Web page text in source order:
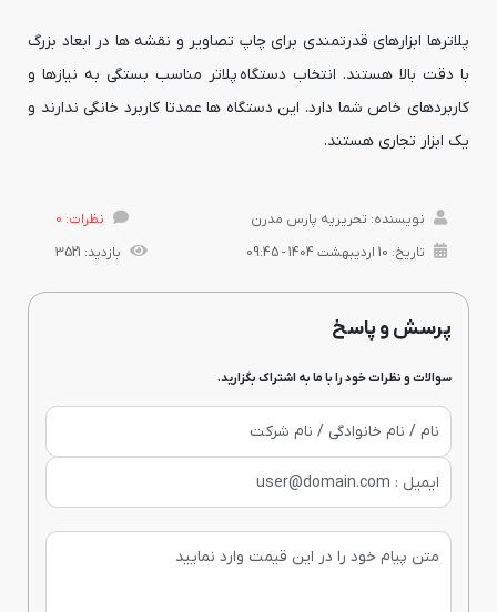
پلاترها ابزارهای قدرتمندی برای چاپ تصاویر و نقشه ها در ابعاد بزرگ
با دقت بالا هستند. انتخاب دستگاه پلاتر مناسب بستگی به نیازها و
کاربردهای خاص شما دارد. این دستگاه ها عمدتا کاربرد خانگی ندارند و
یک ابزار تجاری هستند.
نویسنده: تحریریه پارس مدرن
نظرات: 0
تاریخ: 10 اردیبهشت 1404 - 09:45
بازدید: 3521
پرسش و پاسخ
سوالات و نظرات خود را با ما به اشتراک بگزارید.